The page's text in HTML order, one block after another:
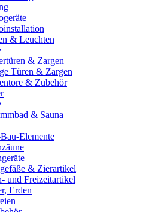
& Leuchten
& Zargen
Türen & Zargen
& Zubehör
& Sauna
Elemente
& Zierartikel
und Freizeitartikel
Erden